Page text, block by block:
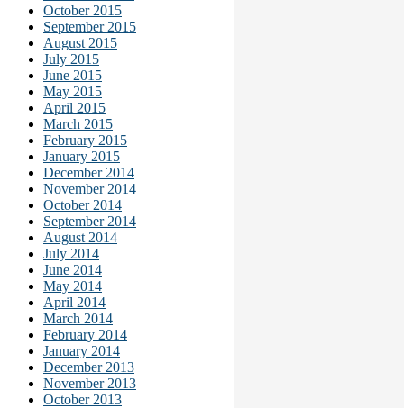
October 2015
September 2015
August 2015
July 2015
June 2015
May 2015
April 2015
March 2015
February 2015
January 2015
December 2014
November 2014
October 2014
September 2014
August 2014
July 2014
June 2014
May 2014
April 2014
March 2014
February 2014
January 2014
December 2013
November 2013
October 2013